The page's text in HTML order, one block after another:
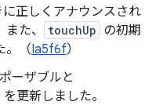
正しくアナウンスされ
た、
touchUp の初期
。（Ia5f6f）
ーザブルと
更新しました。